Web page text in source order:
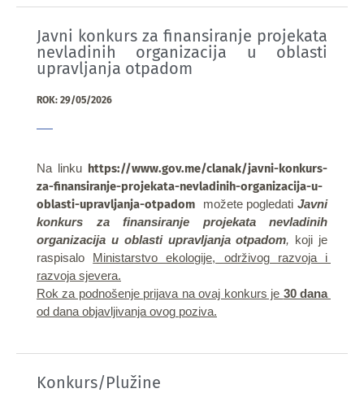
Javni konkurs za finansiranje projekata
nevladinih organizacija u oblasti
upravljanja otpadom
ROK: 29/05/2026
Na linku https://www.gov.me/clanak/javni-konkurs-
za-finansiranje-projekata-nevladinih-organizacija-u-
oblasti-upravljanja-otpadom
možete pogledati Javni
konkurs za finansiranje projekata nevladinih
organizacija u oblasti upravljanja otpadom,
koji je
raspisalo
Ministarstvo ekologije, održivog razvoja i
razvoja sjevera.
Rok za podnošenje prijava na ovaj konkurs je 30 dana
od dana objavljivanja ovog poziva.
Konkurs/Plužine